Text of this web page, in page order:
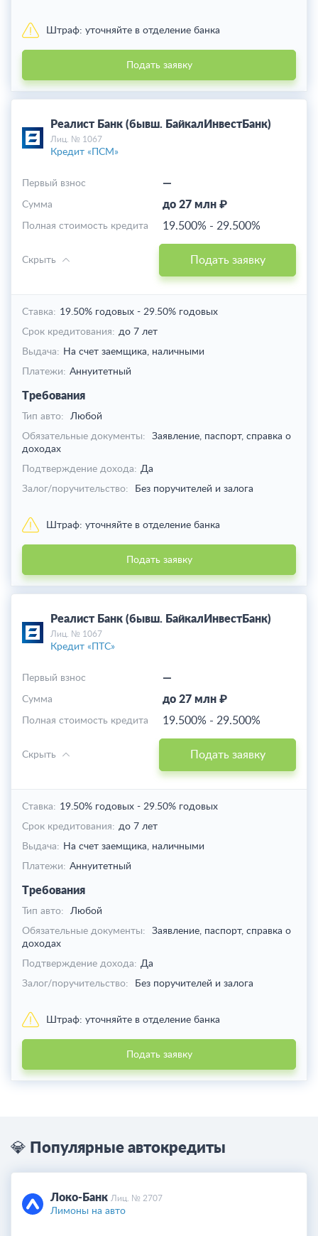
Штраф: уточняйте в отделение банка
Подать заявку
Реалист Банк (бывш. БайкалИнвестБанк)
Лиц. № 1067
Кредит «ПСМ»
—
Первый взнос
до 27 млн ₽
Cумма
19.500% - 29.500%
Полная стоимость кредита
Подать заявку
Скрыть
Ставка: 19.50% годовых - 29.50% годовых
Срок кредитования: до 7 лет
Выдача: На счет заемщика, наличными
Платежи: Аннуитетный
Требования
Тип авто:
Любой
Обязательные документы:
Заявление, паспорт, справка о
доходах
Подтверждение дохода: Да
Залог/поручительство:
Без поручителей и залога
Штраф: уточняйте в отделение банка
Подать заявку
Реалист Банк (бывш. БайкалИнвестБанк)
Лиц. № 1067
Кредит «ПТС»
—
Первый взнос
до 27 млн ₽
Cумма
19.500% - 29.500%
Полная стоимость кредита
Подать заявку
Скрыть
Ставка: 19.50% годовых - 29.50% годовых
Срок кредитования: до 7 лет
Выдача: На счет заемщика, наличными
Платежи: Аннуитетный
Требования
Тип авто:
Любой
Обязательные документы:
Заявление, паспорт, справка о
доходах
Подтверждение дохода: Да
Залог/поручительство:
Без поручителей и залога
Штраф: уточняйте в отделение банка
Подать заявку
💎 Популярные автокредиты
Локо-Банк Лиц. № 2707
Лимоны на авто